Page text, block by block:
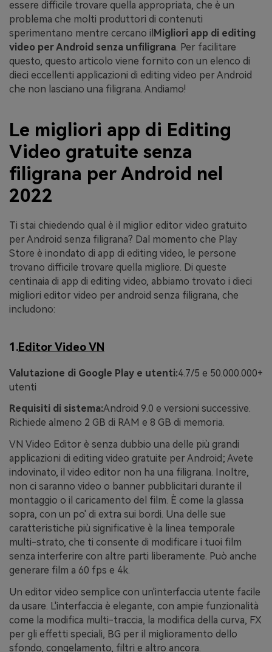
essere difficile trovare quella appropriata, che è un
problema che molti produttori di contenuti
sperimentano mentre cercano il Migliori app di editing
video per Android senza unfiligrana . Per facilitare
questo, questo articolo viene fornito con un elenco di
dieci eccellenti applicazioni di editing video per Android
che non lasciano una filigrana. Andiamo!
Le migliori app di Editing
Video gratuite senza
filigrana per Android nel
2022
Ti stai chiedendo qual è il miglior editor video gratuito
per Android senza filigrana? Dal momento che Play
Store è inondato di app di editing video, le persone
trovano difficile trovare quella migliore. Di queste
centinaia di app di editing video, abbiamo trovato i dieci
migliori editor video per android senza filigrana, che
includono:
1.Editor Video VN
Valutazione di Google Play e utenti:4.7/5 e 50.000.000+
utenti
Requisiti di sistema:Android 9.0 e versioni successive.
Richiede almeno 2 GB di RAM e 8 GB di memoria.
VN Video Editor è senza dubbio una delle più grandi
applicazioni di editing video gratuite per Android; Avete
indovinato, il video editor non ha una filigrana. Inoltre,
non ci saranno video o banner pubblicitari durante il
montaggio o il caricamento del film. È come la glassa
sopra, con un po' di extra sui bordi. Una delle sue
caratteristiche più significative è la linea temporale
multi-strato, che ti consente di modificare i tuoi film
senza interferire con altre parti liberamente. Può anche
generare film a 60 fps e 4k.
Un editor video semplice con un'interfaccia utente facile
da usare. L'interfaccia è elegante, con ampie funzionalità
come la modifica multi-traccia, la modifica della curva, FX
per gli effetti speciali, BG per il miglioramento dello
sfondo, congelamento, filtri e altro ancora.